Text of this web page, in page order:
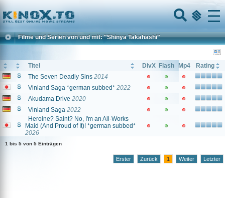
Home
Menu
Filme und Serien von und mit: "Shinya Takahashi"
Titel DivX Flash Mp4
Rating
The Seven Deadly Sins 2014
Vinland Saga *german subbed* 2022
Akudama Drive 2020
Vinland Saga 2022
Heroine? Saint? No, I'm an All-Works
Maid (And Proud of It)! *german subbed*
2026
1 bis 5 von 5 Einträgen
Erster Zurück 1 Weiter Letzter